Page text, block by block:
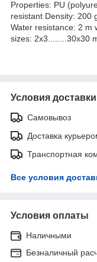
Properties: PU
resistant Density: 200
Water resistance: 2 m
sizes: 2x3........30x30
Условия доставки
Самовывоз
Доставка
Транспортная
Все условия
Условия оплаты
Наличными
Безналичный